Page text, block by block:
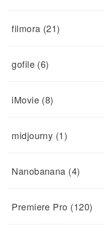
filmora (21)
gofile (6)
iMovie (8)
midjourny (1)
Nanobanana (4)
Premiere Pro (120)